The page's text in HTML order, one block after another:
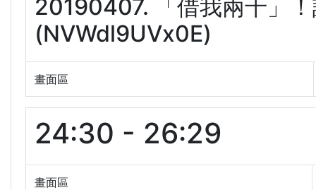
20190407. 「借我兩千」
(NVWdl9UVx0E)
畫面區
24:30 - 26:29
畫面區